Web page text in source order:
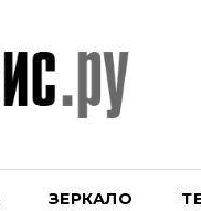
ЗЕРКАЛО